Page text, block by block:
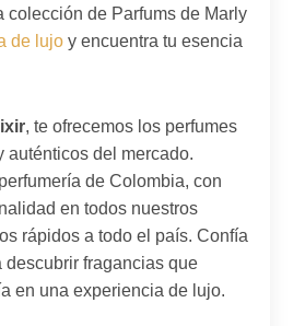
colección de Parfums de Marly
de lujo y encuentra tu esencia
, te ofrecemos los perfumes
auténticos del mercado.
de Colombia, con
en todos nuestros
rápidos a todo el país. Confía
descubrir fragancias que
en una experiencia de lujo.